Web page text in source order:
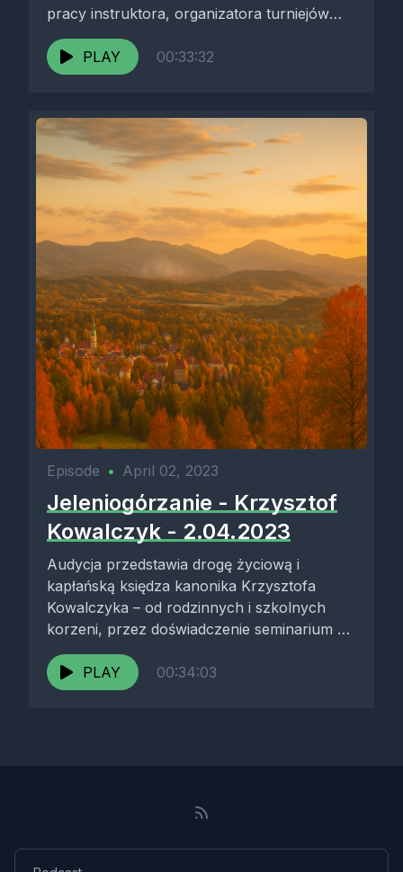
pracy instruktora, organizatora turniejów
oraz o roli...
PLAY
00:33:32
Episode • April 02, 2023
Jeleniogórzanie - Krzysztof
Kowalczyk - 2.04.2023
Audycja przedstawia drogę życiową i
kapłańską księdza kanonika Krzysztofa
Kowalczyka – od rodzinnych i szkolnych
korzeni, przez doświadczenie seminarium w
czasach stanu wojennego, aż...
PLAY
00:34:03